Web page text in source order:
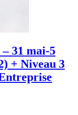
31 mai-5
+ Niveau 3